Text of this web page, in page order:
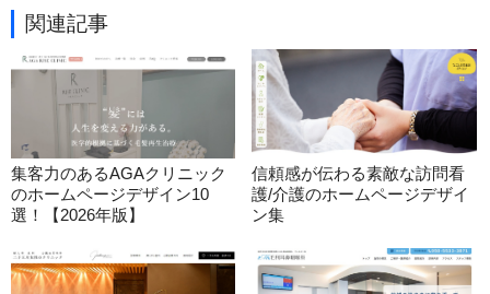
関連記事
集客力のあるAGAクリニック
のホームページデザイン10
選！【2026年版】
信頼感が伝わる素敵な訪問看
護/介護のホームページデザイ
ン集